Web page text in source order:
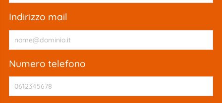
indirizzo mail
numero telefono